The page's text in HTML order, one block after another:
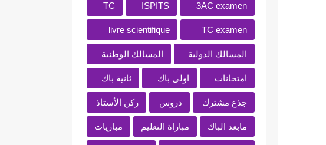
3AC examen
ISPITS
TC
TC examen
livre scientifique
المسالك الدولية المسالك الوطنية
امتحانات اولى باك ثانية باك
جذع مشترك دروس ركن الأستاذ
مابعد الباك مباراة التعليم مباريات